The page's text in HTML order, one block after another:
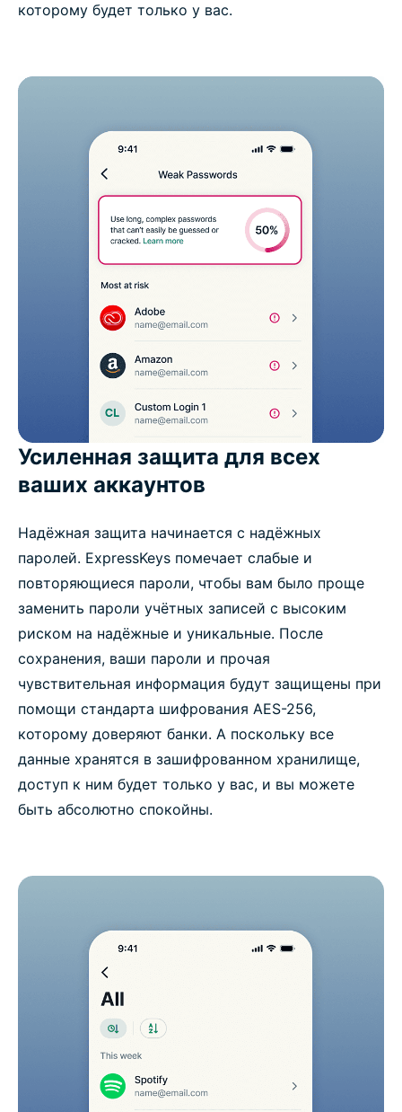
которому будет только у вас.
Усиленная защита для всех
ваших аккаунтов
Надёжная защита начинается с надёжных
паролей. ExpressKeys помечает слабые и
повторяющиеся пароли, чтобы вам было проще
заменить пароли учётных записей с высоким
риском на надёжные и уникальные. После
сохранения, ваши пароли и прочая
чувствительная информация будут защищены при
помощи стандарта шифрования AES-256,
которому доверяют банки. А поскольку все
данные хранятся в зашифрованном хранилище,
доступ к ним будет только у вас, и вы можете
быть абсолютно спокойны.